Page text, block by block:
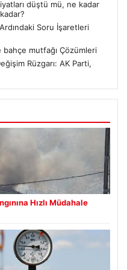
düştü mü, ne kadar
Ardındaki Soru İşaretleri
mutfağı Çözümleri
Rüzgarı: AK Parti,
Hızlı Müdahale